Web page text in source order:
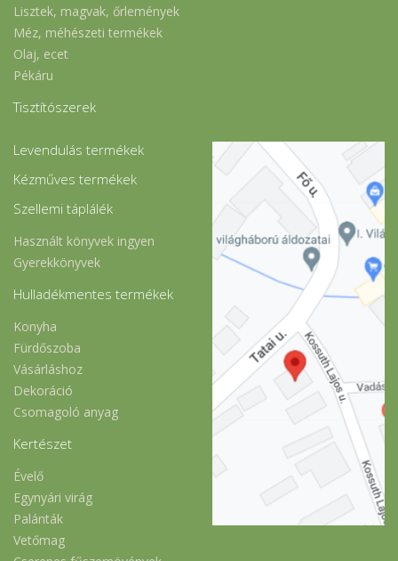
Lisztek, magvak, őrlemények
Méz, méhészeti termékek
Olaj, ecet
Pékáru
Tisztítószerek
Levendulás termékek
Kézműves termékek
Szellemi táplálék
Használt könyvek ingyen
Gyerekkönyvek
Hulladékmentes termékek
Konyha
Fürdőszoba
Vásárláshoz
Dekoráció
Csomagoló anyag
Kertészet
Évelő
Egynyári virág
Palánták
Vetőmag